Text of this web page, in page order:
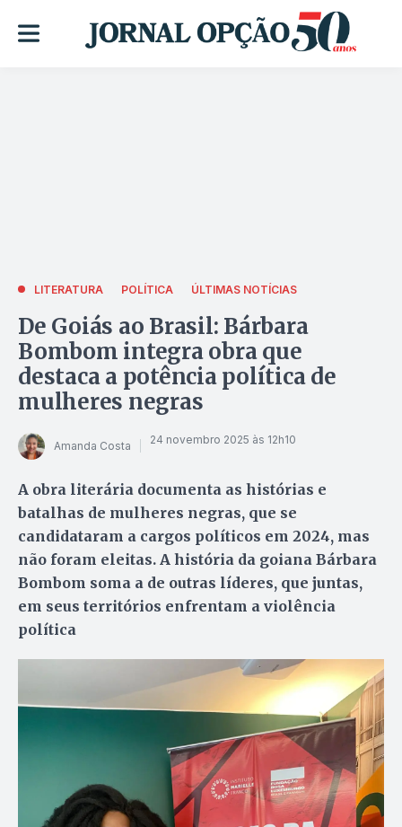
LITERATURA POLÍTICA ÚLTIMAS NOTÍCIAS
De Goiás ao Brasil: Bárbara
Bombom integra obra que
destaca a potência política de
mulheres negras
Amanda Costa 24 novembro 2025 às 12h10
A obra literária documenta as histórias e
batalhas de mulheres negras, que se
candidataram a cargos políticos em 2024, mas
não foram eleitas. A história da goiana Bárbara
Bombom soma a de outras líderes, que juntas,
em seus territórios enfrentam a violência
política